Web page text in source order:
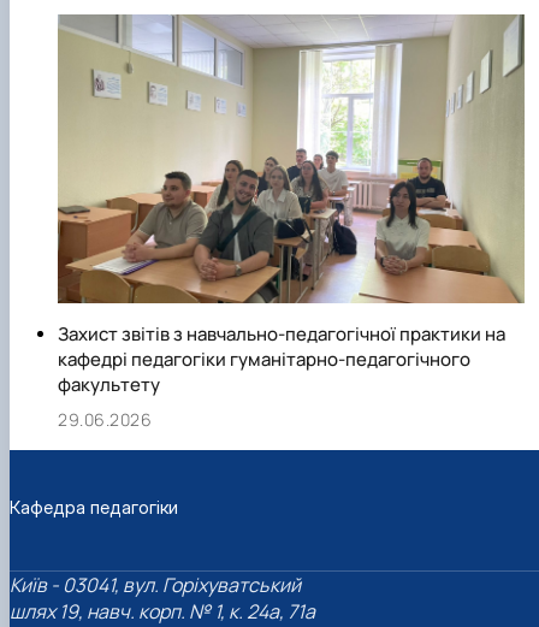
Захист звітів з навчально-педагогічної практики на
кафедрі педагогіки гуманітарно-педагогічного
факультету
29.06.2026
Кафедра педагогіки
Київ - 03041, вул. Горіхуватський
шлях 19, навч. корп. № 1, к. 24а, 71а